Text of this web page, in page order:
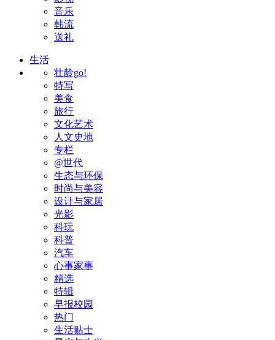
音乐
韩流
送礼
生活
壮龄go!
特写
美食
旅行
文化艺术
人文史地
专栏
@世代
生态与环保
时尚与美容
设计与家居
光影
科玩
科普
汽车
心事家事
精选
特辑
早报校园
热门
生活贴士